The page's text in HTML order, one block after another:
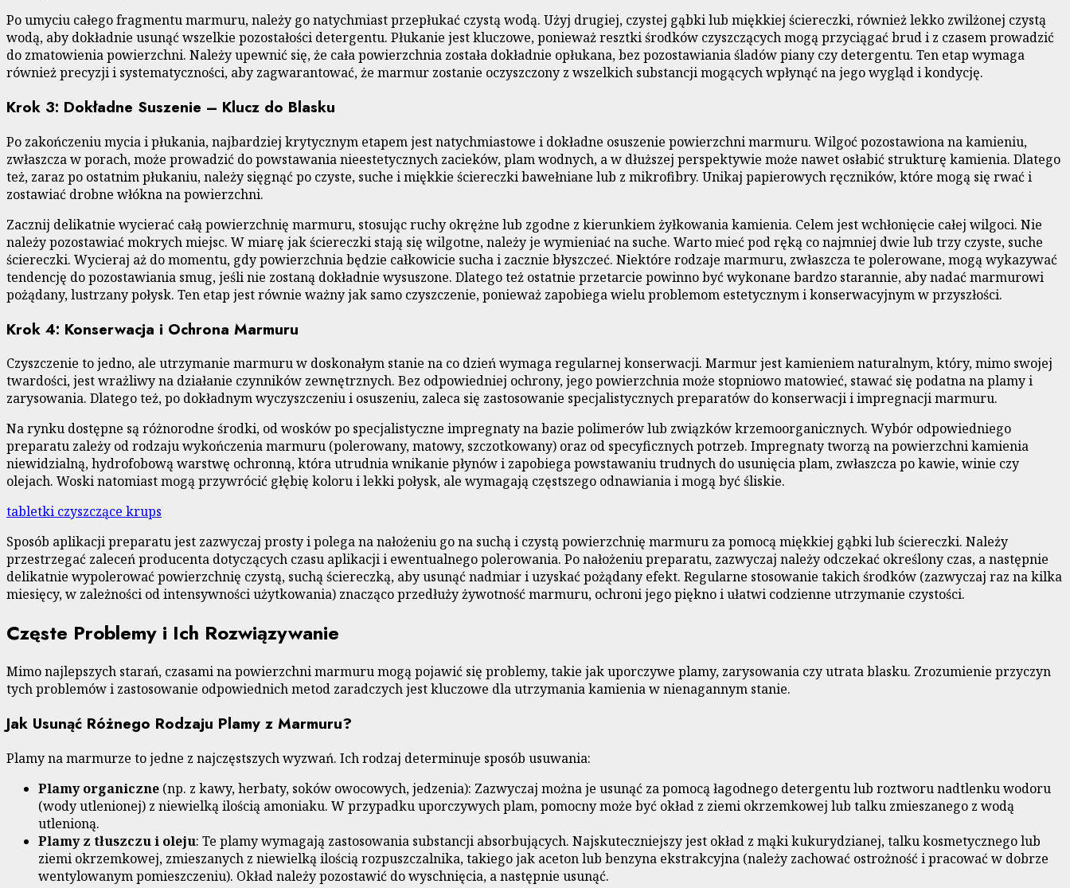
Po umyciu całego fragmentu marmuru, należy go natychmiast przepłukać czystą wodą. Użyj drugiej, czystej gąbki lub miękkiej ściereczki, również lekko zwilżonej czystą
wodą, aby dokładnie usunąć wszelkie pozostałości detergentu. Płukanie jest kluczowe, ponieważ resztki środków czyszczących mogą przyciągać brud i z czasem prowadzić
do zmatowienia powierzchni. Należy upewnić się, że cała powierzchnia została dokładnie opłukana, bez pozostawiania śladów piany czy detergentu. Ten etap wymaga
również precyzji i systematyczności, aby zagwarantować, że marmur zostanie oczyszczony z wszelkich substancji mogących wpłynąć na jego wygląd i kondycję.
Krok 3: Dokładne Suszenie – Klucz do Blasku
Po zakończeniu mycia i płukania, najbardziej krytycznym etapem jest natychmiastowe i dokładne osuszenie powierzchni marmuru. Wilgoć pozostawiona na kamieniu,
zwłaszcza w porach, może prowadzić do powstawania nieestetycznych zacieków, plam wodnych, a w dłuższej perspektywie może nawet osłabić strukturę kamienia. Dlatego
też, zaraz po ostatnim płukaniu, należy sięgnąć po czyste, suche i miękkie ściereczki bawełniane lub z mikrofibry. Unikaj papierowych ręczników, które mogą się rwać i
zostawiać drobne włókna na powierzchni.
Zacznij delikatnie wycierać całą powierzchnię marmuru, stosując ruchy okrężne lub zgodne z kierunkiem żyłkowania kamienia. Celem jest wchłonięcie całej wilgoci. Nie
należy pozostawiać mokrych miejsc. W miarę jak ściereczki stają się wilgotne, należy je wymieniać na suche. Warto mieć pod ręką co najmniej dwie lub trzy czyste, suche
ściereczki. Wycieraj aż do momentu, gdy powierzchnia będzie całkowicie sucha i zacznie błyszczeć. Niektóre rodzaje marmuru, zwłaszcza te polerowane, mogą wykazywać
tendencję do pozostawiania smug, jeśli nie zostaną dokładnie wysuszone. Dlatego też ostatnie przetarcie powinno być wykonane bardzo starannie, aby nadać marmurowi
pożądany, lustrzany połysk. Ten etap jest równie ważny jak samo czyszczenie, ponieważ zapobiega wielu problemom estetycznym i konserwacyjnym w przyszłości.
Krok 4: Konserwacja i Ochrona Marmuru
Czyszczenie to jedno, ale utrzymanie marmuru w doskonałym stanie na co dzień wymaga regularnej konserwacji. Marmur jest kamieniem naturalnym, który, mimo swojej
twardości, jest wrażliwy na działanie czynników zewnętrznych. Bez odpowiedniej ochrony, jego powierzchnia może stopniowo matowieć, stawać się podatna na plamy i
zarysowania. Dlatego też, po dokładnym wyczyszczeniu i osuszeniu, zaleca się zastosowanie specjalistycznych preparatów do konserwacji i impregnacji marmuru.
Na rynku dostępne są różnorodne środki, od wosków po specjalistyczne impregnaty na bazie polimerów lub związków krzemoorganicznych. Wybór odpowiedniego
preparatu zależy od rodzaju wykończenia marmuru (polerowany, matowy, szczotkowany) oraz od specyficznych potrzeb. Impregnaty tworzą na powierzchni kamienia
niewidzialną, hydrofobową warstwę ochronną, która utrudnia wnikanie płynów i zapobiega powstawaniu trudnych do usunięcia plam, zwłaszcza po kawie, winie czy
olejach. Woski natomiast mogą przywrócić głębię koloru i lekki połysk, ale wymagają częstszego odnawiania i mogą być śliskie.
tabletki czyszczące krups
Sposób aplikacji preparatu jest zazwyczaj prosty i polega na nałożeniu go na suchą i czystą powierzchnię marmuru za pomocą miękkiej gąbki lub ściereczki. Należy
przestrzegać zaleceń producenta dotyczących czasu aplikacji i ewentualnego polerowania. Po nałożeniu preparatu, zazwyczaj należy odczekać określony czas, a następnie
delikatnie wypolerować powierzchnię czystą, suchą ściereczką, aby usunąć nadmiar i uzyskać pożądany efekt. Regularne stosowanie takich środków (zazwyczaj raz na kilka
miesięcy, w zależności od intensywności użytkowania) znacząco przedłuży żywotność marmuru, ochroni jego piękno i ułatwi codzienne utrzymanie czystości.
Częste Problemy i Ich Rozwiązywanie
Mimo najlepszych starań, czasami na powierzchni marmuru mogą pojawić się problemy, takie jak uporczywe plamy, zarysowania czy utrata blasku. Zrozumienie przyczyn
tych problemów i zastosowanie odpowiednich metod zaradczych jest kluczowe dla utrzymania kamienia w nienagannym stanie.
Jak Usunąć Różnego Rodzaju Plamy z Marmuru?
Plamy na marmurze to jedne z najczęstszych wyzwań. Ich rodzaj determinuje sposób usuwania:
Plamy organiczne (np. z kawy, herbaty, soków owocowych, jedzenia): Zazwyczaj można je usunąć za pomocą łagodnego detergentu lub roztworu nadtlenku wodoru
(wody utlenionej) z niewielką ilością amoniaku. W przypadku uporczywych plam, pomocny może być okład z ziemi okrzemkowej lub talku zmieszanego z wodą
utlenioną.
Plamy z tłuszczu i oleju: Te plamy wymagają zastosowania substancji absorbujących. Najskuteczniejszy jest okład z mąki kukurydzianej, talku kosmetycznego lub
ziemi okrzemkowej, zmieszanych z niewielką ilością rozpuszczalnika, takiego jak aceton lub benzyna ekstrakcyjna (należy zachować ostrożność i pracować w dobrze
wentylowanym pomieszczeniu). Okład należy pozostawić do wyschnięcia, a następnie usunąć.